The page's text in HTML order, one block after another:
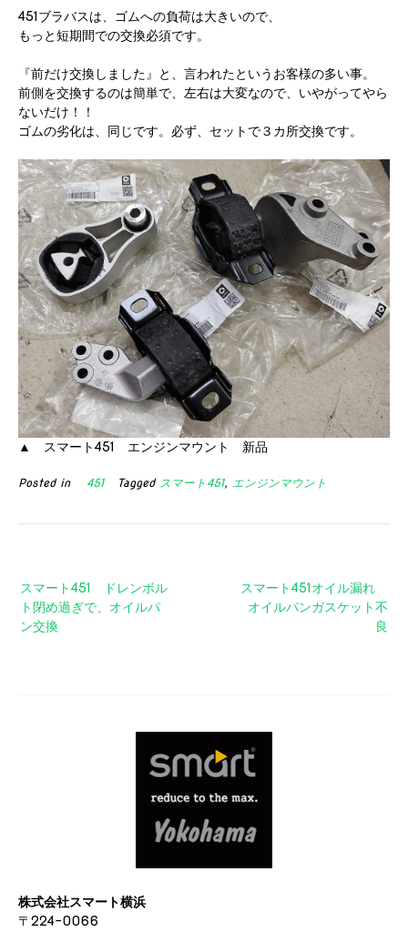
451ブラバスは、ゴムへの負荷は大きいので、
もっと短期間での交換必須です。
『前だけ交換しました』と、言われたというお客様の多い事。
前側を交換するのは簡単で、左右は大変なので、いやがってやら
ないだけ！！
ゴムの劣化は、同じです。必ず、セットで３カ所交換です。
▲ スマート451 エンジンマウント 新品
Posted in 451 Tagged スマート451, エンジンマウント
稿
ナ
スマート451オイル漏れ
オイルパンガスケット不
良
スマート451 ドレンボル
ト閉め過ぎで、オイルパ
ン交換
株式会社スマート横浜
〒224-0066